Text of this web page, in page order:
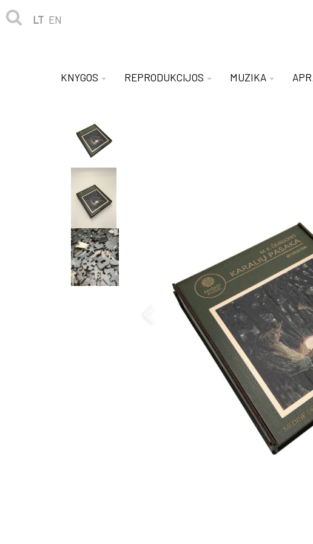
LT EN
KNYGOS REPRODUKCIJOS MUZIKA